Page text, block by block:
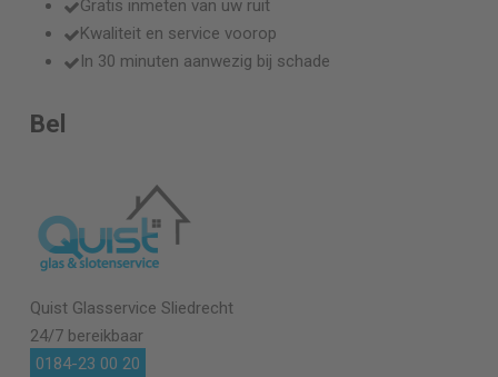
Gratis inmeten van uw ruit
Kwaliteit en service voorop
In 30 minuten aanwezig bij schade
Bel
Quist Glasservice Sliedrecht
24/7 bereikbaar
0184-23 00 20